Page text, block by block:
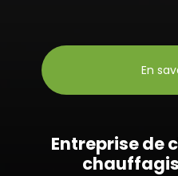
En
Entreprise de